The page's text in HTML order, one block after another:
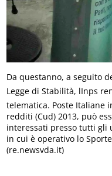
Da questanno, a seguito
Legge di Stabilità, lInps
telematica. Poste Italiane
redditi (Cud) 2013, può
interessati presso tutti gli
in cui è operativo lo
(re.newsvda.it)